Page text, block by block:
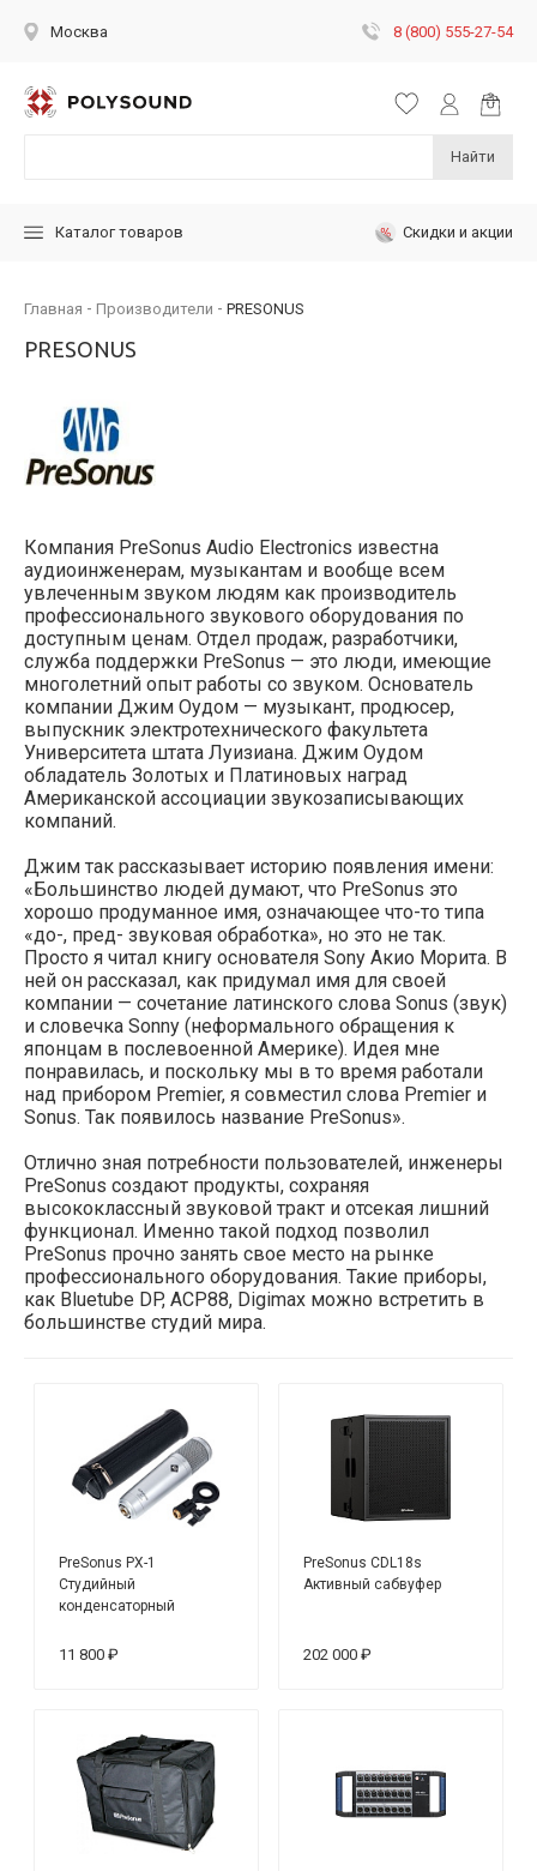
Москва 8 (800) 555-27-54
Найти
Каталог товаров Скидки и акции
Главная Производители PRESONUS
PRESONUS
Компания PreSonus Audio Electronics известна
аудиоинженерам, музыкантам и вообще всем
увлеченным звуком людям как производитель
профессионального звукового оборудования по
доступным ценам. Отдел продаж, разработчики,
служба поддержки PreSonus — это люди, имеющие
многолетний опыт работы со звуком. Основатель
компании Джим Оудом — музыкант, продюсер,
выпускник электротехнического факультета
Университета штата Луизиана. Джим Оудом
обладатель Золотых и Платиновых наград
Американской ассоциации звукозаписывающих
компаний.
Джим так рассказывает историю появления имени:
«Большинство людей думают, что PreSonus это
хорошо продуманное имя, означающее что-то типа
«до-, пред- звуковая обработка», но это не так.
Просто я читал книгу основателя Sony Акио Морита. В
ней он рассказал, как придумал имя для своей
компании — сочетание латинского слова Sonus (звук)
и словечка Sonny (неформального обращения к
японцам в послевоенной Америке). Идея мне
понравилась, и поскольку мы в то время работали
над прибором Premier, я совместил слова Premier и
Sonus. Так появилось название PreSonus».
Отлично зная потребности пользователей, инженеры
PreSonus создают продукты, сохраняя
высококлассный звуковой тракт и отсекая лишний
функционал. Именно такой подход позволил
PreSonus прочно занять свое место на рынке
профессионального оборудования. Такие приборы,
как Bluetube DP, ACP88, Digimax можно встретить в
большинстве студий мира.
PreSonus PX-1
Студийный
конденсаторный
11 800 ₽
PreSonus CDL18s
Активный сабвуфер
202 000 ₽